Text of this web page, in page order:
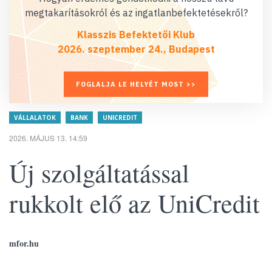
megtakarításokról és az ingatlanbefektetésekről?
Klasszis Befektetői Klub
2026. szeptember 24., Budapest
FOGLALJA LE HELYÉT MOST >>
VÁLLALATOK BANK UNICREDIT
2026. MÁJUS 13. 14:59
Új szolgáltatással
rukkolt elő az UniCredit
mfor.hu